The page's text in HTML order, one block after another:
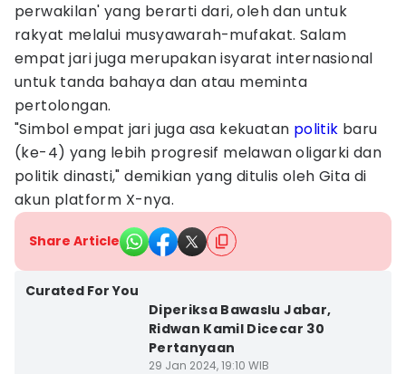
perwakilan' yang berarti dari, oleh dan untuk
rakyat melalui musyawarah-mufakat. Salam
empat jari juga merupakan isyarat internasional
untuk tanda bahaya dan atau meminta
pertolongan.
"Simbol empat jari juga asa kekuatan politik baru
(ke-4) yang lebih progresif melawan oligarki dan
politik dinasti," demikian yang ditulis oleh Gita di
akun platform X-nya.
Share Article
Curated For You
Diperiksa Bawaslu Jabar,
Ridwan Kamil Dicecar 30
Pertanyaan
29 Jan 2024, 19:10 WIB